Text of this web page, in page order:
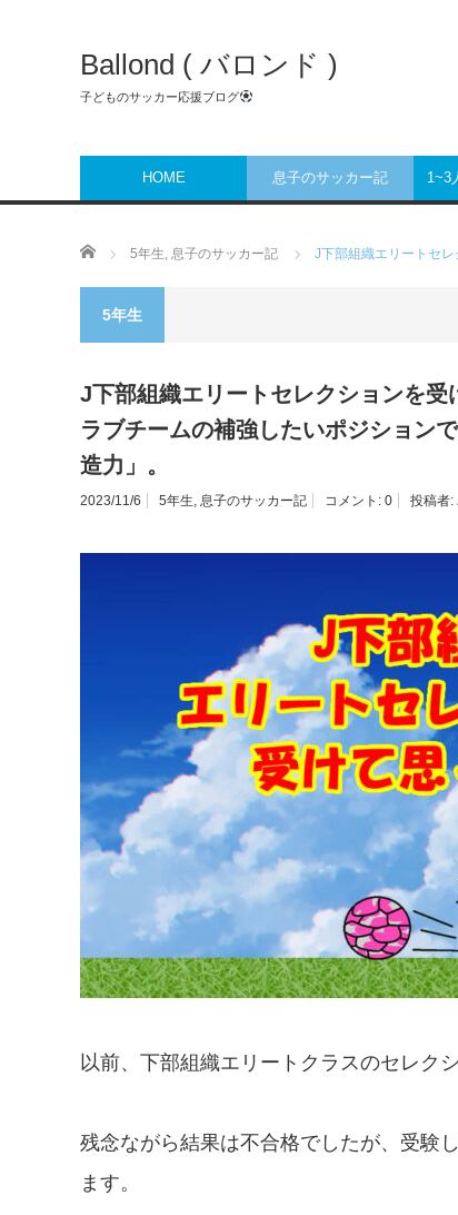
Ballond ( バロンド )
子どものサッカー応援ブログ
HOME 息子のサッカー記 1~3
ホーム 5年生, 息子のサッカー記 J下部組織エリートセ
5年生
J下部組織エリートセレクションを
ラブチームの補強したいポジション
造力」。
2023/11/6 5年生, 息子のサッカー記 コメント: 0 投稿者:
以前、下部組織エリートクラスのセレク
残念ながら結果は不合格でしたが、受験
ます。